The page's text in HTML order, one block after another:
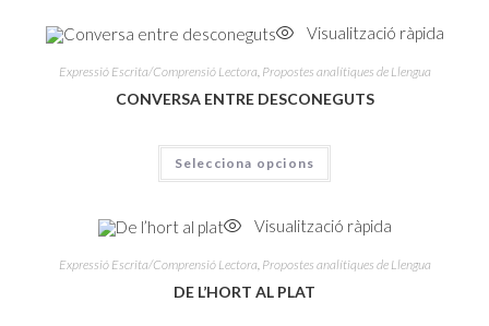
Visualització ràpida
Expressió Escrita/Comprensió Lectora, Propostes analítiques de Llengua
CONVERSA ENTRE DESCONEGUTS
Selecciona opcions
Visualització ràpida
Expressió Escrita/Comprensió Lectora, Propostes analítiques de Llengua
DE L’HORT AL PLAT